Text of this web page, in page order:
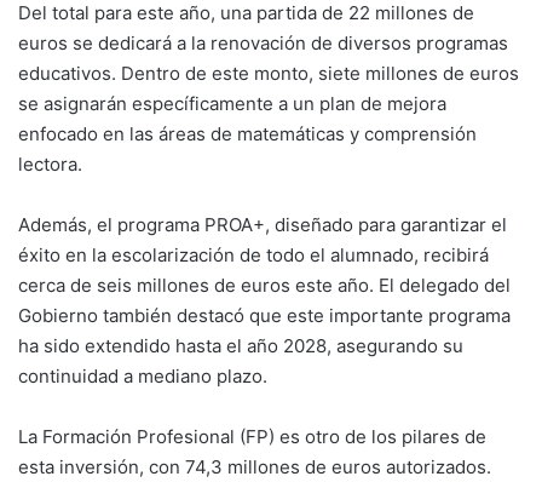
Del total para este año, una partida de 22 millones de
euros se dedicará a la renovación de diversos programas
educativos. Dentro de este monto, siete millones de euros
se asignarán específicamente a un plan de mejora
enfocado en las áreas de matemáticas y comprensión
lectora.
Además, el programa PROA+, diseñado para garantizar el
éxito en la escolarización de todo el alumnado, recibirá
cerca de seis millones de euros este año. El delegado del
Gobierno también destacó que este importante programa
ha sido extendido hasta el año 2028, asegurando su
continuidad a mediano plazo.
La Formación Profesional (FP) es otro de los pilares de
esta inversión, con 74,3 millones de euros autorizados.